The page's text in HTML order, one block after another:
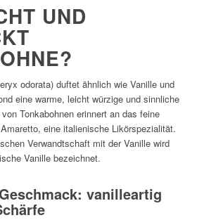
UND
odorata) duftet ähnlich wie Vanille und
eine warme, leicht würzige und sinnliche
Tonkabohnen erinnert an das feine
eine italienische Likörspezialität.
Verwandtschaft mit der Vanille wird
Vanille bezeichnet.
vanilleartig